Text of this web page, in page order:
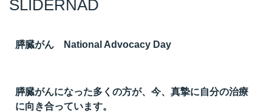
SLIDERNAD
膵臓がん National Advocacy Day
膵臓がんになった多くの方が、今、真摯に自分の治療
に向き合っています。